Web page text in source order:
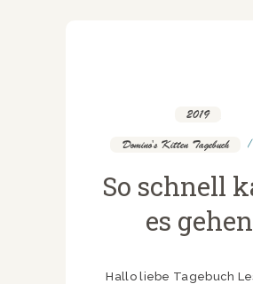
2019
Domino's Kitten Tagebuch
So schnell
es gehen
Hallo liebe Tagebuch